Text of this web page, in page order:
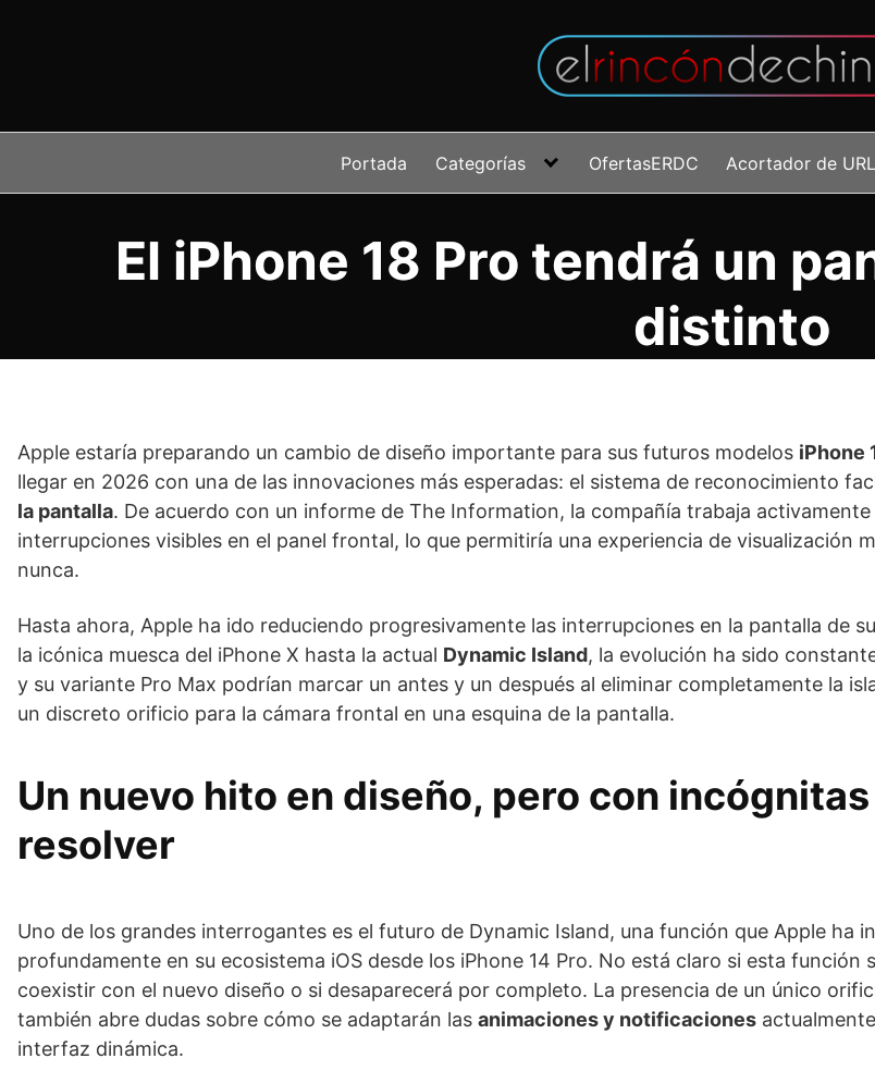
Portada Categorías OfertasERDC Acortador de
El iPhone 18 Pro tendrá un
distinto
Apple estaría preparando un cambio de diseño importante para sus futuros modelos iPhone
llegar en 2026 con una de las innovaciones más esperadas: el sistema de reconocimiento
la pantalla. De acuerdo con un informe de The Information, la compañía trabaja activamente
interrupciones visibles en el panel frontal, lo que permitiría una experiencia de visualización
nunca.
Hasta ahora, Apple ha ido reduciendo progresivamente las interrupciones en la pantalla de
la icónica muesca del iPhone X hasta la actual Dynamic Island, la evolución ha sido
y su variante Pro Max podrían marcar un antes y un después al eliminar completamente la
un discreto orificio para la cámara frontal en una esquina de la pantalla.
Un nuevo hito en diseño, pero con
resolver
Uno de los grandes interrogantes es el futuro de Dynamic Island, una función que Apple ha
profundamente en su ecosistema iOS desde los iPhone 14 Pro. No está claro si esta función
coexistir con el nuevo diseño o si desaparecerá por completo. La presencia de un único
también abre dudas sobre cómo se adaptarán las animaciones y notificaciones
interfaz dinámica.